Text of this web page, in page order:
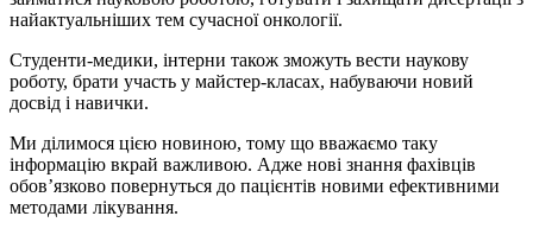
найактуальніших тем сучасної онкології.
Студенти-медики, інтерни також зможуть вести наукову
роботу, брати участь у майстер-класах, набуваючи новий
досвід і навички.
Ми ділимося цією новиною, тому що вважаємо таку
інформацію вкрай важливою. Адже нові знання фахівців
обов’язково повернуться до пацієнтів новими ефективними
методами лікування.